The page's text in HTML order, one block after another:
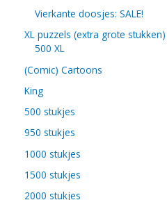
Vierkante doosjes: SALE!
XL puzzels (extra grote stukken)
500 XL
(Comic) Cartoons
King
500 stukjes
950 stukjes
1000 stukjes
1500 stukjes
2000 stukjes